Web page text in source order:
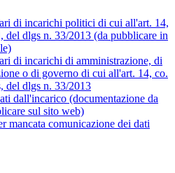
di incarichi politici di cui all'art. 14,
del dlgs n. 33/2013 (da pubblicare in
di incarichi di amministrazione, di
o di governo di cui all'art. 14, co.
del dlgs n. 33/2013
dall'incarico (documentazione da
sul sito web)
mancata comunicazione dei dati